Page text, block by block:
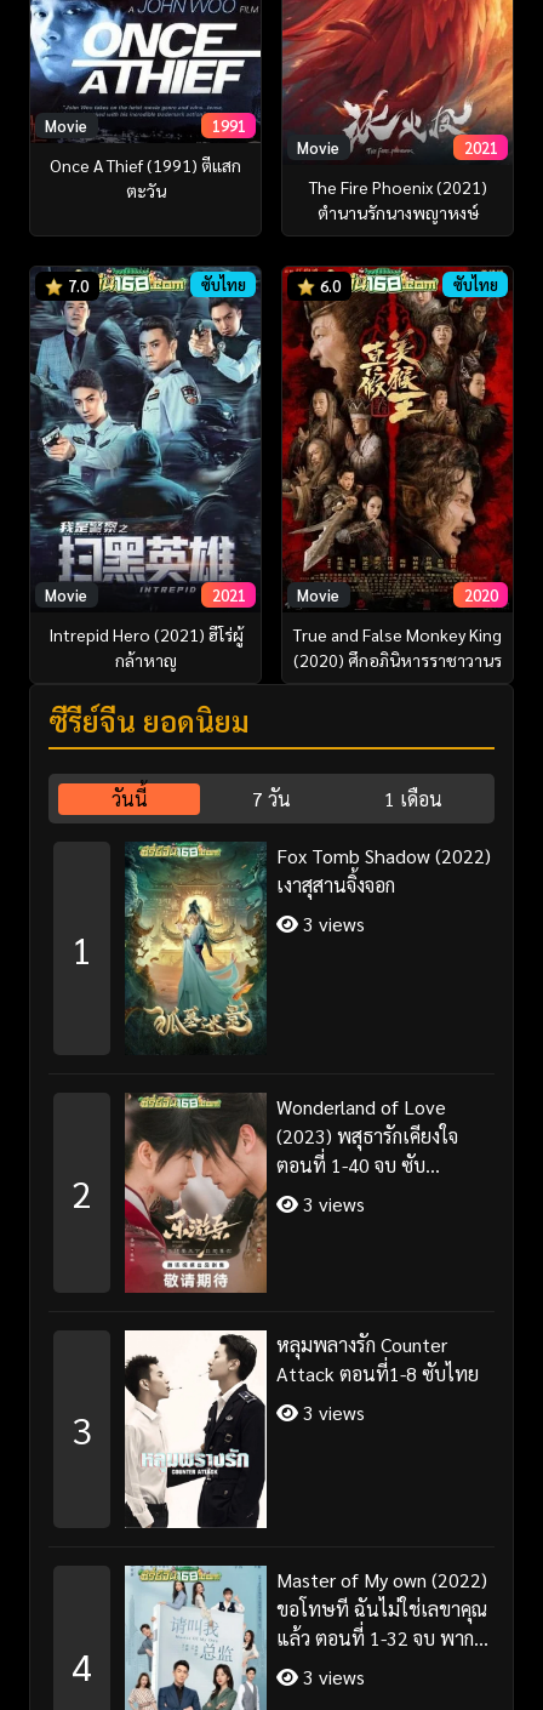
Movie 1991
Once A Thief (1991) ตีแสก
ตะวัน
Movie 2021
The Fire Phoenix (2021)
ตำนานรักนางพญาหงษ์
7.0 ซับไทย
Movie 2021
Intrepid Hero (2021) ฮีโร่ผู้
กล้าหาญ
6.0 ซับไทย
Movie 2020
True and False Monkey King
(2020) ศึกอภินิหารราชาวานร
ซีรี่ย์จีน ยอดนิยม
วันนี้ 7 วัน 1 เดือน
1
Fox Tomb Shadow (2022)
เงาสุสานจิ้งจอก
3 views
2
Wonderland of Love
(2023) พสุธารักเคียงใจ
ตอนที่ 1-40 จบ ซับ
ไทย+พากย์ไทย
3 views
3
หลุมพลางรัก Counter
Attack ตอนที่1-8 ซับไทย
3 views
4
Master of My own (2022)
ขอโทษที ฉันไม่ใช่เลขาคุณ
แล้ว ตอนที่ 1-32 จบ พากย์
ไทย/ซับไทย
3 views